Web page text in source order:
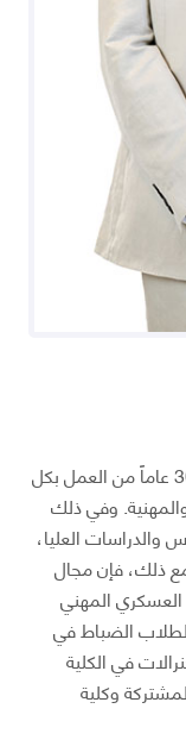
يتمتع د. وارين تشن بخبرة تمتد لما يربو عن 30 عاماً من العمل بكل
وفي ذلك
العليا،
ذلك، فإن مجال
العسكري المهني
الطلاب الضباط في
في الكلية
وكلية